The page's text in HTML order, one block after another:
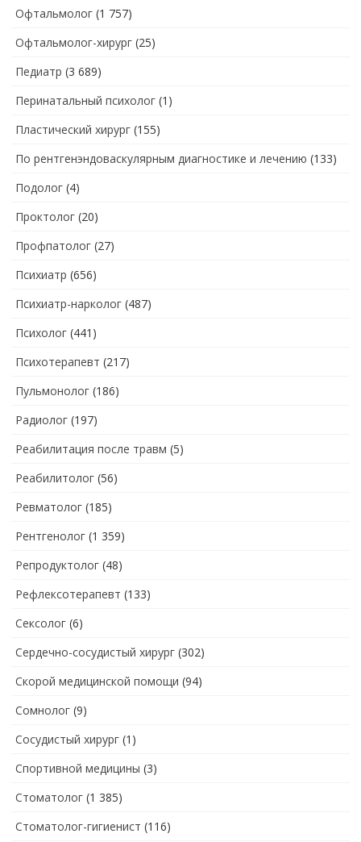
Офтальмолог (1 757)
Офтальмолог-хирург (25)
Педиатр (3 689)
Перинатальный психолог (1)
Пластический хирург (155)
По рентгенэндоваскулярным диагностике и лечению (133)
Подолог (4)
Проктолог (20)
Профпатолог (27)
Психиатр (656)
Психиатр-нарколог (487)
Психолог (441)
Психотерапевт (217)
Пульмонолог (186)
Радиолог (197)
Реабилитация после травм (5)
Реабилитолог (56)
Ревматолог (185)
Рентгенолог (1 359)
Репродуктолог (48)
Рефлексотерапевт (133)
Сексолог (6)
Сердечно-сосудистый хирург (302)
Скорой медицинской помощи (94)
Сомнолог (9)
Сосудистый хирург (1)
Спортивной медицины (3)
Стоматолог (1 385)
Стоматолог-гигиенист (116)